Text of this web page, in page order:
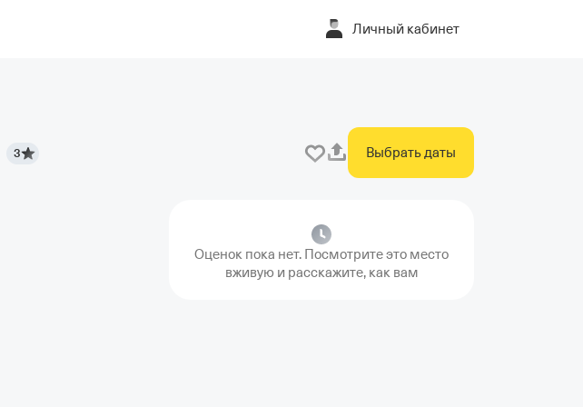
Личный кабинет
3 Выбрать даты
Оценок пока нет. Посмотрите это место
вживую и расскажите, как вам